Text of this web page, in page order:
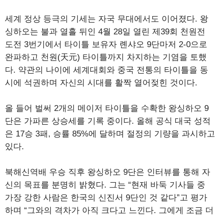
세계 정상 등극의 기세는 자국 무대에서도 이어졌다. 왕
싱하오는 불과 열흘 뒤인 4월 28일 열린 제39회 천원전
도전 3번기에서 타이틀 보유자 롄샤오 9단마저 2-0으로
완파하고 천원(天元) 타이틀까지 차지하는 기염을 토했
다. 약관의 나이에 세계대회와 중국 전통의 타이틀을 동
시에 석권하며 자신의 시대를 활짝 열어젖힌 것이다.
올 들어 벌써 2개의 메이저 타이틀을 수확한 왕싱하오 9
단은 가파른 상승세를 기록 중이다. 올해 공식 대국 성적
은 17승 3패, 승률 85%에 달하며 절정의 기량을 과시하고
있다.
북해신역배 우승 직후 왕싱하오 9단은 인터뷰를 통해 자
신의 목표를 분명히 밝혔다. 그는 “현재 바둑 기사들 중
가장 강한 사람은 한국의 신진서 9단인 것 같다”고 평가
하며 “그와의 격차가 아직 크다고 느낀다. 그에게 조금 더